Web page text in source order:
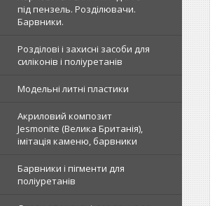
під пензель. Розділювачи.
Барвники.
Розділові і захисні засоби для
силіконів і поліуретанів
Модельні литні пластики
Акриловий композит
Jesmonite (Велика Британія),
імітація каменю, барвники
Барвники і пігменти для
поліуретанів